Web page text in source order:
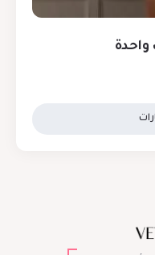
واحدة